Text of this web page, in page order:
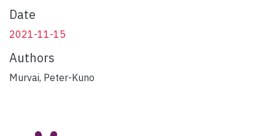
Date
2021-11-15
Authors
Murvai, Peter-Kuno